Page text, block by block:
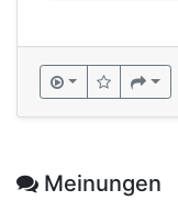
Meinungen